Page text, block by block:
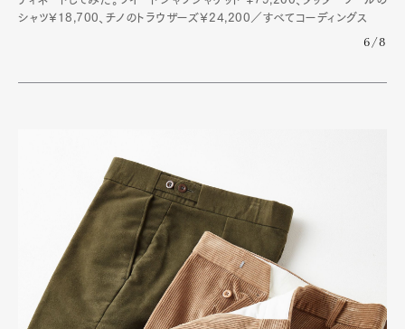
シャツ¥18,700、チノのトラウザーズ￥24,200／すべてコーディングス
6/8